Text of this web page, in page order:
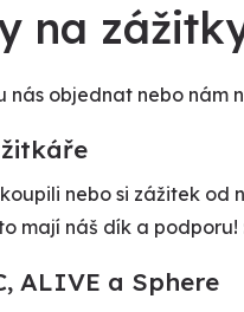
na
nás objednat nebo
nebo si zážitek od
mají náš dík a
ALIVE a Sphere